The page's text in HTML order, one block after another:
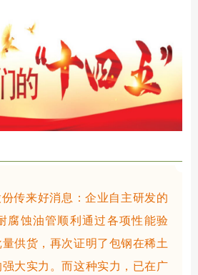
传来好消息：企业自主研发的
腐蚀油管顺利通过各项性能验
供货，再次证明了包钢在稀土
大实力。而这种实力，已在广